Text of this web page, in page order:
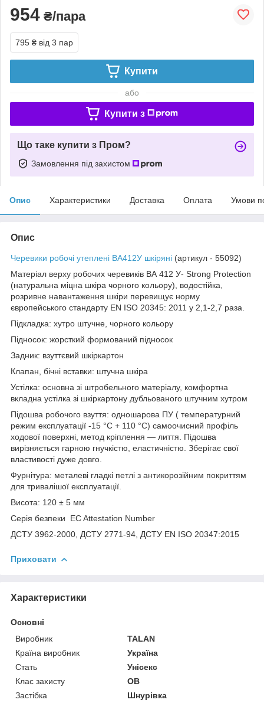
954 ₴/пара
795 ₴ від 3 пар
Купити
або
Купити з
Що таке купити з Пром?
Замовлення під захистом
Опис Характеристики Доставка Оплата Умови
Опис
Черевики робочі утеплені ВА412У шкіряні (артикул - 55092)
Матеріал верху робочих черевиків ВА 412 У- Strong Protection
(натуральна міцна шкіра чорного кольору), водостійка,
розривне навантаження шкіри перевищує норму
європейського стандарту EN ISO 20345: 2011 у 2,1-2,7 раза.
Підкладка: хутро штучне, чорного кольору
Підносок: жорсткий формований підносок
Задник: взуттєвий шкіркартон
Клапан, бічні вставки: штучна шкіра
Устілка: основна зі штробельного матеріалу, комфортна
вкладна устілка зі шкіркартону дубльованого штучним хутром
Підошва робочого взуття: одношарова ПУ ( температурний
режим експлуатації -15 °C + 110 °C) самоочисний профіль
ходової поверхні, метод кріплення — лиття. Підошва
вирізняється гарною гнучкістю, еластичністю. Зберігає свої
властивості дуже довго.
Фурнітура: металеві гладкі петлі з антикорозійним покриттям
для тривалішої експлуатації.
Висота: 120 ± 5 мм
Серія безпеки EC Attestation Number
ДСТУ 3962-2000, ДСТУ 2771-94, ДСТУ EN ISO 20347:2015
Приховати
Характеристики
Основні
Виробник
TALAN
Країна виробник
Україна
Стать
Унісекс
Клас захисту
OB
Застібка
Шнурівка